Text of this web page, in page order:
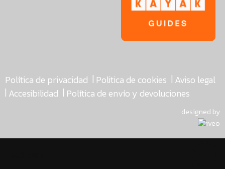
Política de privacidad | Politica de cookies | Aviso legal
| Accesibilidad | Política de envío y devoluciones
designed by